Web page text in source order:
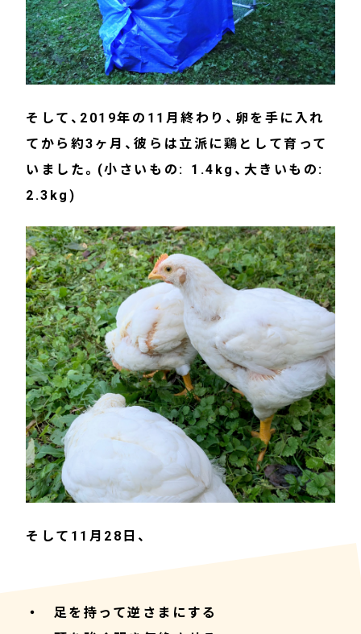
そして、2019年の11月終わり、卵を手に入れ
てから約3ヶ月、彼らは立派に鶏として育って
いました。(小さいもの: 1.4kg、大きいもの:
2.3kg)
そして11月28日、
足を持って逆さまにする